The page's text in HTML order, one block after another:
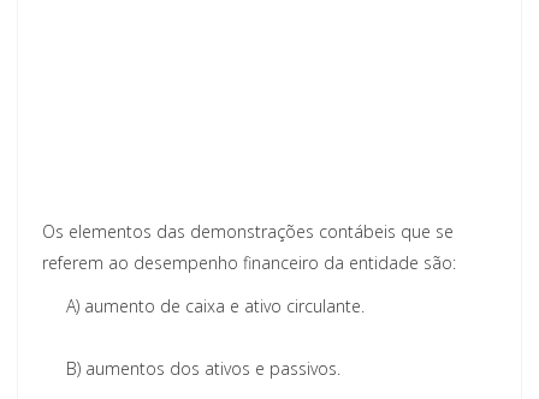
Os elementos das demonstrações contábeis que se
referem ao desempenho financeiro da entidade são:
A) aumento de caixa e ativo circulante.
B) aumentos dos ativos e passivos.